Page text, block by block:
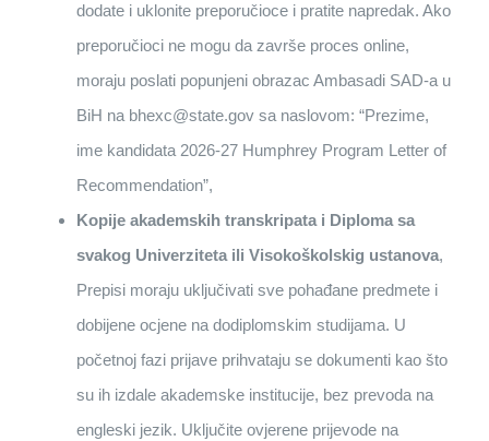
dodate i uklonite preporučioce i pratite napredak. Ako
preporučioci ne mogu da završe proces online,
moraju poslati popunjeni obrazac Ambasadi SAD-a u
BiH na bhexc@state.gov sa naslovom: “Prezime,
ime kandidata 2026-27 Humphrey Program Letter of
Recommendation”,
Kopije akademskih transkripata i Diploma sa
svakog Univerziteta ili Visokoškolskig ustanova,
Prepisi moraju uključivati sve pohađane predmete i
dobijene ocjene na dodiplomskim studijama. U
početnoj fazi prijave prihvataju se dokumenti kao što
su ih izdale akademske institucije, bez prevoda na
engleski jezik. Uključite ovjerene prijevode na